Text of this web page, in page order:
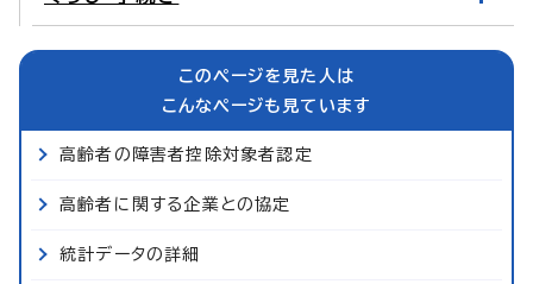
このページを見た人は
こんなページも見ています
高齢者の障害者控除対象者認定
高齢者に関する企業との協定
統計データの詳細